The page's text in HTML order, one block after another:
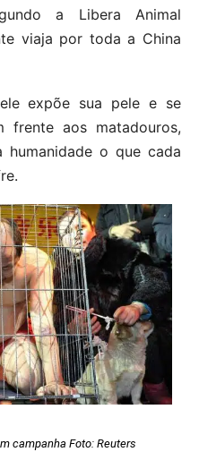
a Libera Animal
viaja por toda a China
expõe sua pele e se
frente aos matadouros,
o que cada
campanha Foto: Reuters